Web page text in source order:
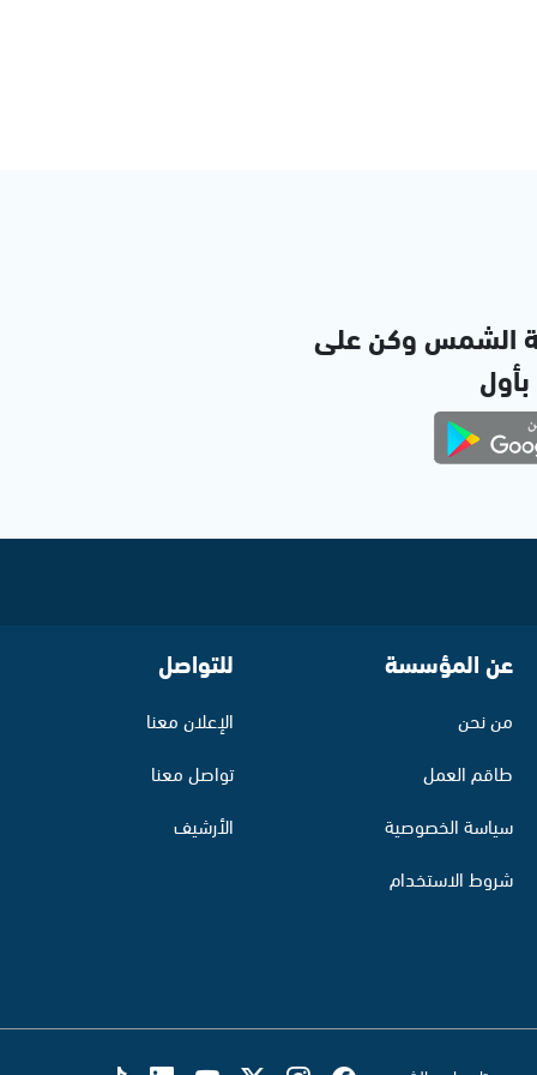
الشمس وكن على
بأول
عن المؤسسة
من نحن
طاقم العمل
سياسة الخصوصية
شروط الاستخدام
للتواصل
الإعلان معنا
تواصل معنا
الأرشيف